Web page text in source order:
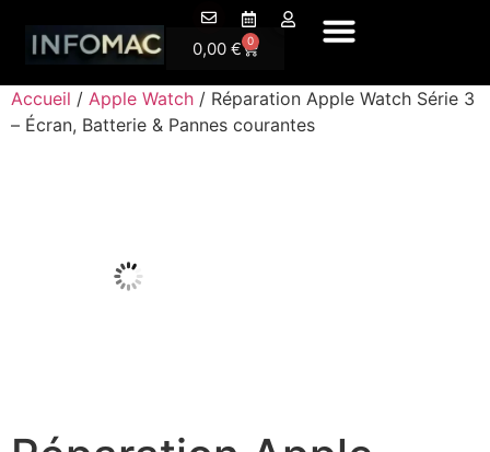
0,00 € 0
Accueil / Apple Watch / Réparation Apple Watch Série 3
– Écran, Batterie & Pannes courantes